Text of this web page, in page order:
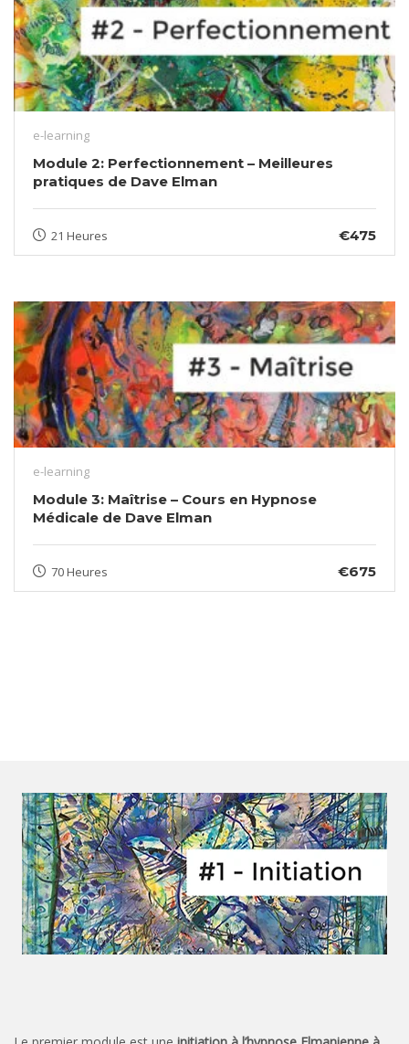
e-learning
Module 2: Perfectionnement – Meilleures
pratiques de Dave Elman
21 Heures €475
e-learning
Module 3: Maîtrise – Cours en Hypnose
Médicale de Dave Elman
70 Heures €675